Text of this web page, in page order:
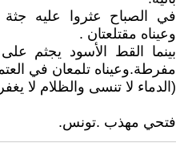
في الصباح عثروا عليه
وعيناه مقتلعتان .
بينما القط الأسود يجثم
مفرطة.وعيناه تلمعان في
(الدماء لا تنسى والظلام لا
فتحي مهذب .تونس.